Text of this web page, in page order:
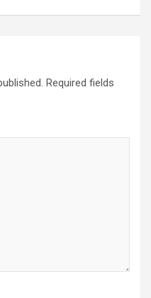
Required fields